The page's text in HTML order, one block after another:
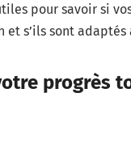
pour savoir si
s’ils sont adaptés
progrès